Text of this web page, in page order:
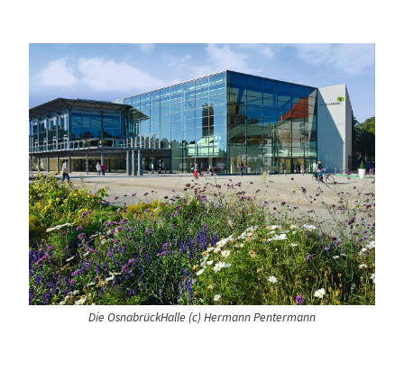
Die OsnabrückHalle (c) Hermann Pentermann